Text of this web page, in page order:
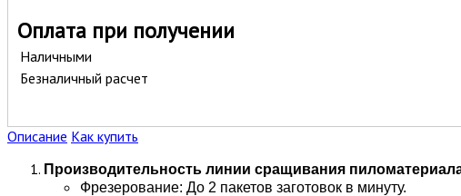
Оплата при получении
Наличными
Безналичный расчет
Описание Как купить
Производительность линии сращивания
Фрезерование: До 2 пакетов заготовок в минуту.